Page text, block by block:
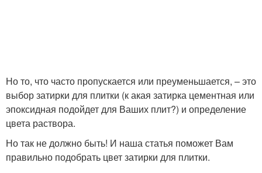
Но то, что часто пропускается или преуменьшается, – это
выбор затирки для плитки (к акая затирка цементная или
эпоксидная подойдет для Ваших плит?) и определение
цвета раствора.
Но так не должно быть! И наша статья поможет Вам
правильно подобрать цвет затирки для плитки.